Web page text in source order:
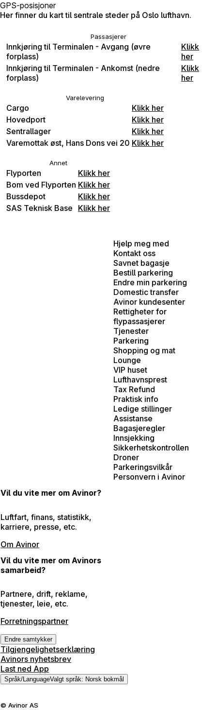
GPS-posisjoner
Her finner du kart til sentrale steder på Oslo lufthavn.
Passasjerer
Innkjøring til Terminalen - Avgang (øvre
forplass)
Klikk
her
Innkjøring til Terminalen - Ankomst (nedre
forplass)
Klikk
her
Varelevering
Cargo
Klikk her
Hovedport
Klikk her
Sentrallager
Klikk her
Varemottak øst, Hans Dons vei 20 Klikk her
Annet
Flyporten
Klikk her
Bom ved Flyporten Klikk her
Bussdepot
Klikk her
SAS Teknisk Base
Klikk her
Hjelp meg med
Kontakt oss
Savnet bagasje
Bestill parkering
Endre min parkering
Domestic transfer
Avinor kundesenter
Rettigheter for
flypassasjerer
Tjenester
Parkering
Shopping og mat
Lounge
VIP huset
Lufthavnsprest
Tax Refund
Praktisk info
Ledige stillinger
Assistanse
Bagasjeregler
Innsjekking
Sikkerhetskontrollen
Droner
Parkeringsvilkår
Personvern i Avinor
Vil du vite mer om Avinor?
Luftfart, finans, statistikk,
karriere, presse, etc.
Om Avinor
Vil du vite mer om Avinors
samarbeid?
Partnere, drift, reklame,
tjenester, leie, etc.
Forretningspartner
Endre samtykker
Tilgjengelighetserklæring
Avinors nyhetsbrev
Last ned App
Språk/LanguageValgt språk: Norsk bokmål
© Avinor AS